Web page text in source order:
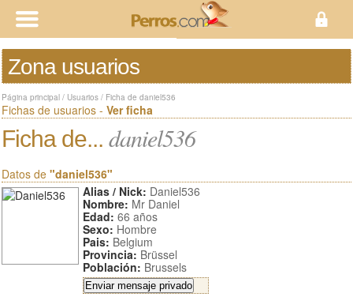
Zona usuarios
Página principal / Usuarios / Ficha de daniel536
Fichas de usuarios - Ver ficha
Ficha de... daniel536
Datos de "daniel536"
Alias / Nick: Daniel536
Nombre: Mr Daniel
Edad: 66 años
Sexo: Hombre
Pais: Belgium
Provincia: Brüssel
Población: Brussels